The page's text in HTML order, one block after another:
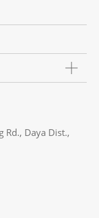
Rd., Daya Dist.,